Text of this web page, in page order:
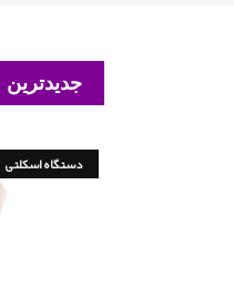
جدیدترین
دستگاه اسکلتی